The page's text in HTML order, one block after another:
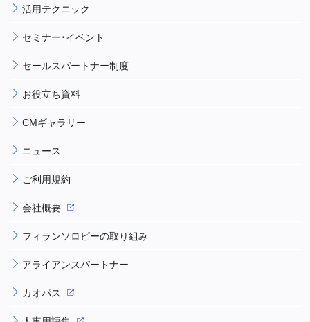
活用テクニック
セミナー・イベント
セールスパートナー制度
お役立ち資料
CMギャラリー
ニュース
ご利用規約
会社概要
フィランソロピーの取り組み
アライアンスパートナー
カオパス